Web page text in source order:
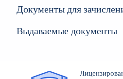
Документы для
Выдаваемые документы